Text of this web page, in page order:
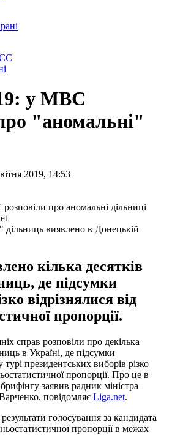
у МВС
"аномальні"
2019, 14:53
дільниць виявлено в Донецькій
кілька десятків
де підсумки
відрізнялися від
пропорції.
справ розповіли про декілька
в Україні, де підсумки
президентських виборів різко
пропорції. Про це в
заявив радник міністра
повідомляє Liga.net.
голосування за кандидата
пропорції в межах